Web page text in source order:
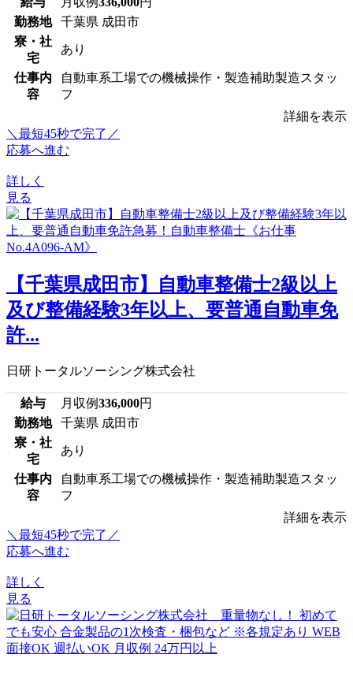
勤務地
千葉県 成田市
寮・社
宅
あり
仕事内
容
自動車系工場での機械操作・製造補助製造スタッ
フ
詳細を表示
＼最短45秒で完了／
応募へ進む
詳しく
見る
【千葉県成田市】自動車整備士2級以上
及び整備経験3年以上、要普通自動車免
許...
日研トータルソーシング株式会社
給与 月収例336,000円
勤務地
千葉県 成田市
寮・社
宅
あり
仕事内
容
自動車系工場での機械操作・製造補助製造スタッ
フ
詳細を表示
＼最短45秒で完了／
応募へ進む
詳しく
見る